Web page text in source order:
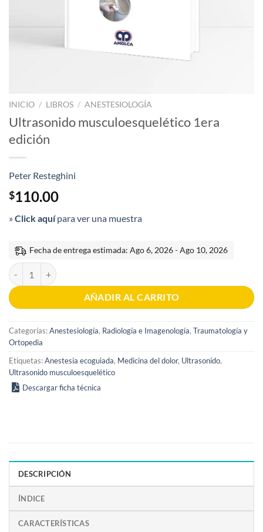
INICIO / LIBROS / ANESTESIOLOGÍA
Ultrasonido musculoesquelético 1era
edición
Peter Resteghini
$110.00
»Click aquípara ver una muestra
Fecha de entrega estimada: Ago 6, 2026 - Ago 10, 2026
Ultrasonido musculoesquelético 1era edición cantidad
AÑADIR AL CARRITO
Categorías:Anestesiología, Radiología e Imagenología, Traumatología y
Ortopedia
Etiquetas:Anestesia ecoguiada, Medicina del dolor, Ultrasonido,
Ultrasonido musculoesquelético
Descargar ficha técnica
DESCRIPCIÓN
ÍNDICE
CARACTERÍSTICAS